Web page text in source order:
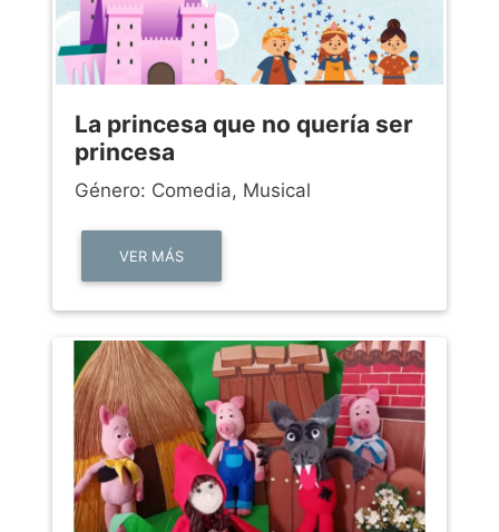
La princesa que no quería ser
princesa
Género: Comedia, Musical
VER MÁS